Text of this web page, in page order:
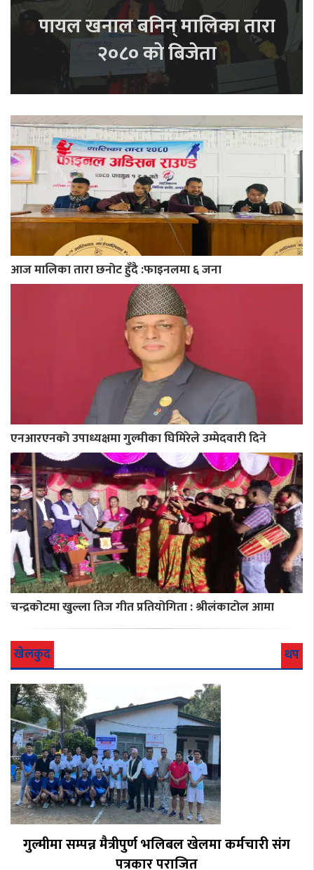
पायल खनाल बनिन् मालिका तारा
२०८० को बिजेता
आज मालिका तारा छनोट हुँदै :फाइनलमा ६ जना
एनआरएनको उपाध्यक्षमा गुल्मीका घिमिरेले उम्मेदवारी दिने
चन्द्रकोटमा खुल्ला तिज गीत प्रतियोगिता : श्रीलंकाटोल आमा
खेलकुद थप
गुल्मीमा सम्पन्न मैत्रीपुर्ण भलिबल खेलमा कर्मचारी संग
पत्रकार पराजित